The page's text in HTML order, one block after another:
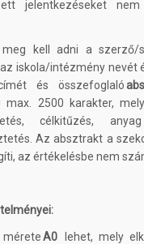
jelentkezéseket
kell adni a szerző/
iskola/intézmény nevét
és összefoglaló
max. 2500 karakter,
célkitűzés,
Az absztrakt a
az értékelésbe nem
A0
lehet, mely